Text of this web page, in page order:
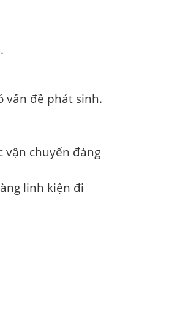
vấn đề phát sinh.
vận chuyển đáng
linh kiện đi